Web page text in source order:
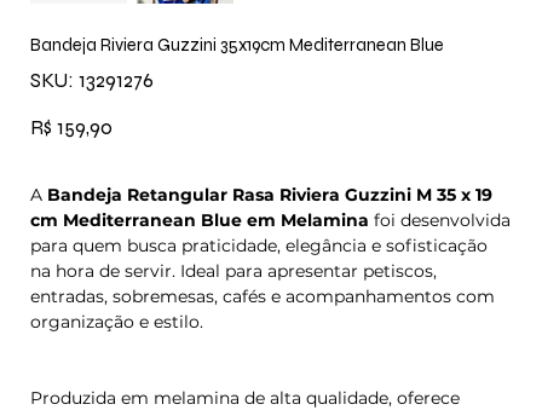
Bandeja Riviera Guzzini 35x19cm Mediterranean Blue
SKU:
13291276
13291276
Preço
R$ 159,90
A Bandeja Retangular Rasa Riviera Guzzini M 35 x 19
cm Mediterranean Blue em Melamina foi desenvolvida
para quem busca praticidade, elegância e sofisticação
na hora de servir. Ideal para apresentar petiscos,
entradas, sobremesas, cafés e acompanhamentos com
organização e estilo.
Produzida em melamina de alta qualidade, oferece